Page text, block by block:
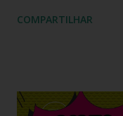
riqueza cultural do
verdadeira
COMPARTILHAR